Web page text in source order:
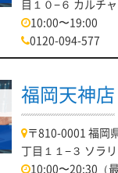
目１０−６ カルチ
10:00〜19:00
0120-094-577
福岡天神店
〒810-0001 福岡
丁目１１−３ ソラ
10:00〜20:30（